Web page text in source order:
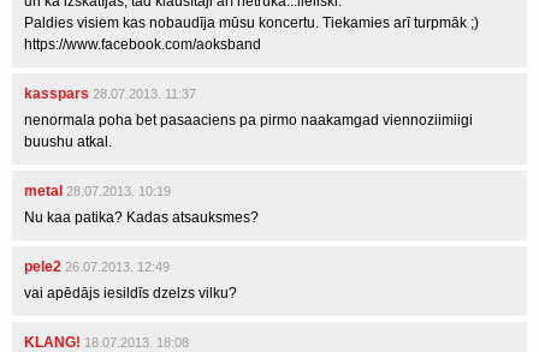
Paldies visiem kas nobaudīja mūsu koncertu. Tiekamies arī turpmāk ;)
https://www.facebook.com/aoksband
kasspars 28.07.2013. 11:37
nenormala poha bet pasaaciens pa pirmo naakamgad viennoziimiigi
buushu atkal.
metal 28.07.2013. 10:19
Nu kaa patika? Kadas atsauksmes?
pele2 26.07.2013. 12:49
vai apēdājs iesildīs dzelzs vilku?
KLANG! 18.07.2013. 18:08